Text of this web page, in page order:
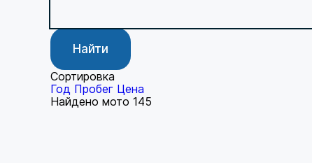
Найти
Сортировка
Год Пробег Цена
Найдено мото 145